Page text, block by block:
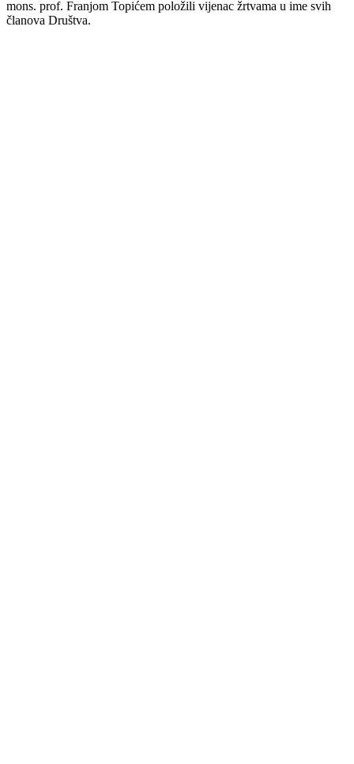
mons. prof. Franjom Topićem položili vijenac žrtvama u ime svih
članova Društva.